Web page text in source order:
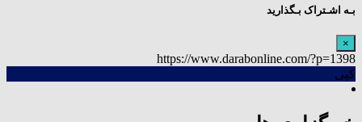
بـه اشـتراک بـگذارید
×
https://www.darabonline.com/?p=1398
کپی